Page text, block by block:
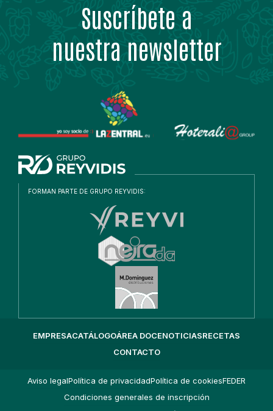
Suscríbete a
nuestra newsletter
EMPRESACATÁLOGOÁREA DOCENOTICIASRECETAS
CONTACTO
Aviso legalPolítica de privacidadPolítica de cookiesFEDER
Condiciones generales de inscripción